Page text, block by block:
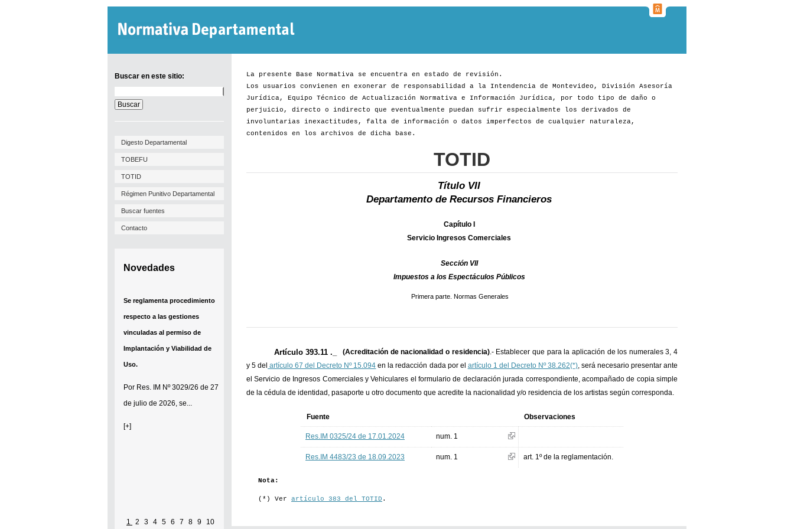
Buscar en este sitio:
en
este
sitio:
Digesto Departamental
TOBEFU
TOTID
Régimen Punitivo Departamental
Buscar fuentes
Contacto
Novedades
Se reglamenta procedimiento
respecto a las gestiones
vinculadas al permiso de
Implantación y Viabilidad de
Uso.
Por Res. IM Nº 3029/26 de 27
de julio de 2026, se...
[+]
1 2 3 4 5 6 7 8 9 10
La presente Base Normativa se encuentra en estado de revisión.
Los usuarios convienen en exonerar de responsabilidad a la Intendencia de Montevideo, División Asesoría
Jurídica, Equipo Técnico de Actualización Normativa e Información Jurídica, por todo tipo de daño o
perjuicio, directo o indirecto que eventualmente puedan sufrir especialmente los derivados de
involuntarias inexactitudes, falta de información o datos imperfectos de cualquier naturaleza,
contenidos en los archivos de dicha base.
TOTID
Título VII
Departamento de Recursos Financieros
Capítulo I
Servicio Ingresos Comerciales
Sección VII
Impuestos a los Espectáculos Públicos
Primera parte. Normas Generales
Artículo 393.11 ._ (Acreditación de nacionalidad o residencia).- Establecer que para la aplicación de los numerales 3, 4
y 5 del artículo 67 del Decreto Nº 15.094 en la redacción dada por el artículo 1 del Decreto Nº 38.262(*), será necesario presentar ante
el Servicio de Ingresos Comerciales y Vehiculares el formulario de declaración jurada correspondiente, acompañado de copia simple
de la cédula de identidad, pasaporte u otro documento que acredite la nacionalidad y/o residencia de los artistas según corresponda.
Fuente Observaciones
Res.IM 0325/24 de 17.01.2024 num. 1
Res.IM 4483/23 de 18.09.2023 num. 1 art. 1º de la reglamentación.
Nota:
(*) Ver artículo 383 del TOTID .